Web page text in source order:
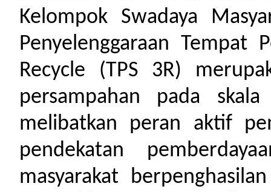
Kelompok Swadaya
Penyelenggaraan Tempat
Recycle (TPS 3R)
persampahan pada
melibatkan peran aktif
pendekatan
masyarakat